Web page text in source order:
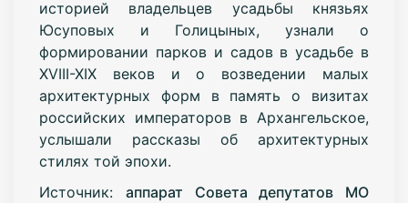
историей владельцев усадьбы князьях
Юсуповых и Голицыных, узнали о
формировании парков и садов в усадьбе в
XVIII-XIX веков и о возведении малых
архитектурных форм в память о визитах
российских императоров в Архангельское,
услышали рассказы об архитектурных
стилях той эпохи.
Источник: аппарат Совета депутатов МО